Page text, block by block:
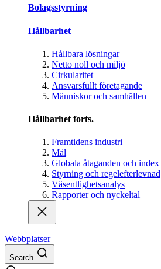
Bolagsstyrning
Hållbarhet
Hållbara lösningar
Netto noll och miljö
Cirkularitet
Ansvarsfullt företagande
Människor och samhällen
Hållbarhet forts.
Framtidens industri
Mål
Globala åtaganden och index
Styrning och regelefterlevnad
Väsentlighetsanalys
Rapporter och nyckeltal
Webbplatser
Search